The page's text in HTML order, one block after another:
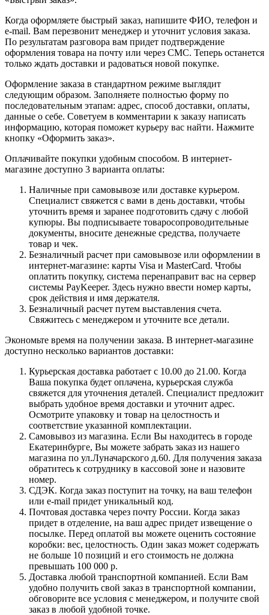
Когда оформляете быстрый заказ, напишите ФИО, телефон и
e-mail. Вам перезвонит менеджер и уточнит условия заказа.
По результатам разговора вам придет подтверждение
оформления товара на почту или через СМС. Теперь останется
только ждать доставки и радоваться новой покупке.
Оформление заказа в стандартном режиме выглядит
следующим образом. Заполняете полностью форму по
последовательным этапам: адрес, способ доставки, оплаты,
данные о себе. Советуем в комментарии к заказу написать
информацию, которая поможет курьеру вас найти. Нажмите
кнопку «Оформить заказ».
Оплачивайте покупки удобным способом. В интернет-
магазине доступно 3 варианта оплаты:
Наличные при самовывозе или доставке курьером.
Специалист свяжется с вами в день доставки, чтобы
уточнить время и заранее подготовить сдачу с любой
купюры. Вы подписываете товаросопроводительные
документы, вносите денежные средства, получаете
товар и чек.
Безналичный расчет при самовывозе или оформлении в
интернет-магазине: карты Visa и MasterCard. Чтобы
оплатить покупку, система перенаправит вас на сервер
системы PayKeeper. Здесь нужно ввести номер карты,
срок действия и имя держателя.
Безналичный расчет путем выставления счета.
Свяжитесь с менеджером и уточните все детали.
Экономьте время на получении заказа. В интернет-магазине
доступно несколько вариантов доставки:
Курьерская доставка работает с 10.00 до 21.00. Когда
Ваша покупка будет оплачена, курьерская служба
свяжется для уточнения деталей. Специалист предложит
выбрать удобное время доставки и уточнит адрес.
Осмотрите упаковку и товар на целостность и
соответствие указанной комплектации.
Самовывоз из магазина. Если Вы находитесь в городе
Екатеринбурге, Вы можете забрать заказ из нашего
магазина по ул.Луначарского д.60. Для получения заказа
обратитесь к сотруднику в кассовой зоне и назовите
номер.
СДЭК. Когда заказ поступит на точку, на ваш телефон
или e-mail придет уникальный код.
Почтовая доставка через почту России. Когда заказ
придет в отделение, на ваш адрес придет извещение о
посылке. Перед оплатой вы можете оценить состояние
коробки: вес, целостность. Один заказ может содержать
не больше 10 позиций и его стоимость не должна
превышать 100 000 р.
Доставка любой транспортной компанией. Если Вам
удобно получить свой заказ в транспортной компании,
обговорите все условия с менеджером, и получите свой
заказ в любой удобной точке.